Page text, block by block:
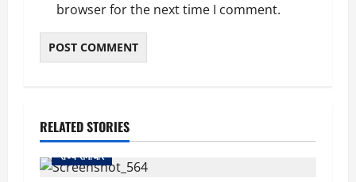
browser for the next time I comment.
RELATED STORIES
राज्य समाचार